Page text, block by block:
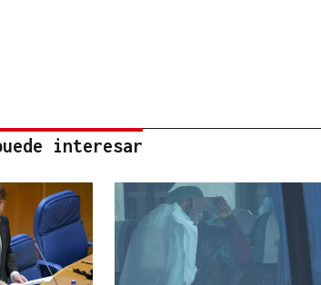
interesar